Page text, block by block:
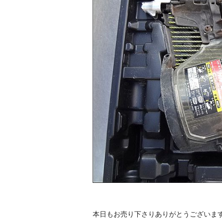
本日もお売り下さりありがとうございま